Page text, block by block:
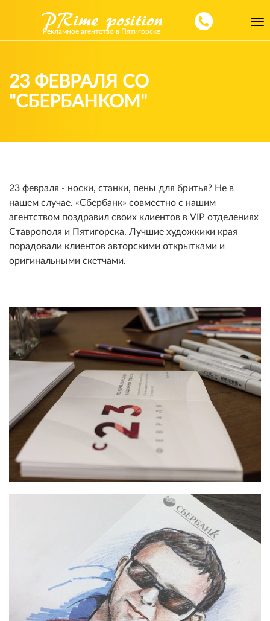
Рекламное агентство в Пятигорске
23 ФЕВРАЛЯ СО
"СБЕРБАНКОМ"
23 февраля - носки, станки, пены для бритья? Не в
нашем случае. «Сбербанк» совместно с нашим
агентством поздравил своих клиентов в VIP отделениях
Ставрополя и Пятигорска. Лучшие художкики края
порадовали клиентов авторскими открытками и
оригинальными скетчами.